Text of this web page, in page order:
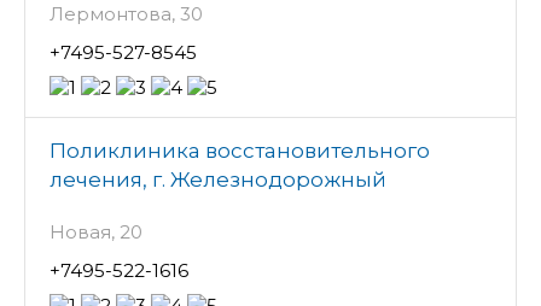
Лермонтова, 30
+7495-527-8545
Поликлиника восстановительного
лечения, г. Железнодорожный
Новая, 20
+7495-522-1616